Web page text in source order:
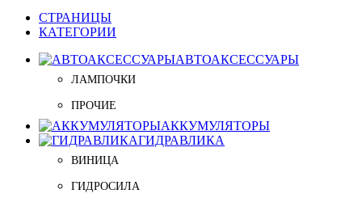
СТРАНИЦЫ
КАТЕГОРИИ
АВТОАКСЕССУАРЫ
ЛАМПОЧКИ
ПРОЧИЕ
АККУМУЛЯТОРЫ
ГИДРАВЛИКА
ВИНИЦА
ГИДРОСИЛА